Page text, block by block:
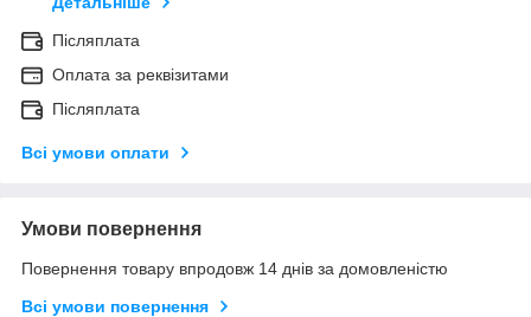
Післяплата
Оплата за реквізитами
Післяплата
Всі умови оплати
Умови повернення
Повернення товару впродовж 14 днів за домовленістю
Всі умови повернення